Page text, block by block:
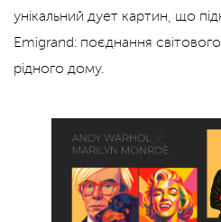
унікальний дует картин, що
Emigrand: поєднання
рідного дому.